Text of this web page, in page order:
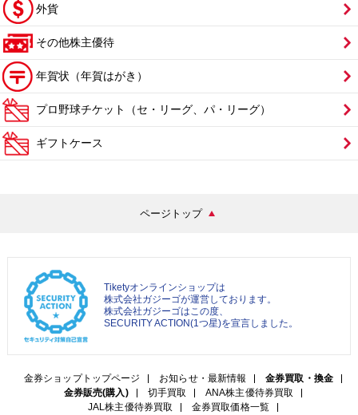
外貨
その他株主優待
年賀状（年賀はがき）
プロ野球チケット（セ・リーグ、パ・リーグ）
ギフトケース
ページトップ
Tiketyオンラインショップは
株式会社ガジーゴが運営しております。
株式会社ガジーゴはこの度、
SECURITY ACTION(1つ星)を宣言しました。
金券ショップトップページ お知らせ・最新情報
金券買取・換金
金券販売(購入)
切手買取
ANA株主優待券買取
JAL株主優待券買取
金券買取価格一覧